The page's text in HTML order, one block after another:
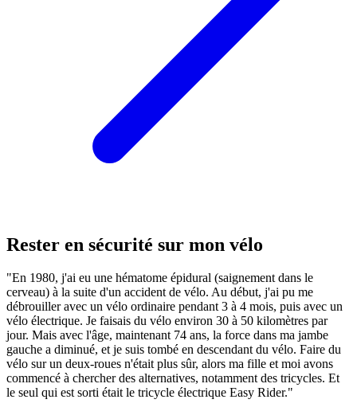
Rester en sécurité sur mon vélo
"En 1980, j'ai eu une hématome épidural (saignement dans le
cerveau) à la suite d'un accident de vélo. Au début, j'ai pu me
débrouiller avec un vélo ordinaire pendant 3 à 4 mois, puis avec un
vélo électrique. Je faisais du vélo environ 30 à 50 kilomètres par
jour. Mais avec l'âge, maintenant 74 ans, la force dans ma jambe
gauche a diminué, et je suis tombé en descendant du vélo. Faire du
vélo sur un deux-roues n'était plus sûr, alors ma fille et moi avons
commencé à chercher des alternatives, notamment des tricycles. Et
le seul qui est sorti était le tricycle électrique Easy Rider."